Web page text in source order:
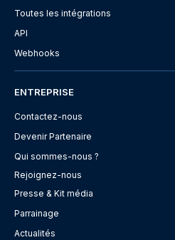
Toutes les intégrations
API
Webhooks
ENTREPRISE
Contactez-nous
Devenir Partenaire
Qui sommes-nous ?
Rejoignez-nous
Presse & Kit média
Parrainage
Actualités